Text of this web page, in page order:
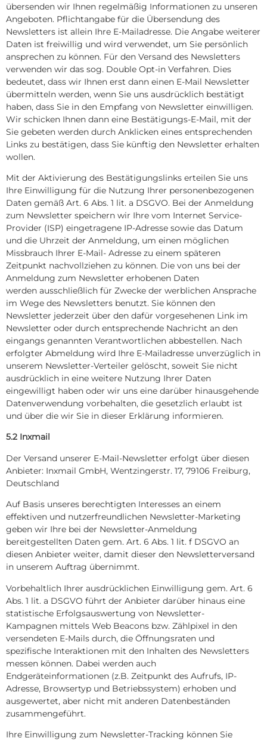
übersenden wir Ihnen regelmäßig Informationen zu unseren
Angeboten. Pflichtangabe für die Übersendung des
Newsletters ist allein Ihre E-Mailadresse. Die Angabe weiterer
Daten ist freiwillig und wird verwendet, um Sie persönlich
ansprechen zu können. Für den Versand des Newsletters
verwenden wir das sog. Double Opt-in Verfahren. Dies
bedeutet, dass wir Ihnen erst dann einen E-Mail Newsletter
übermitteln werden, wenn Sie uns ausdrücklich bestätigt
haben, dass Sie in den Empfang von Newsletter einwilligen.
Wir schicken Ihnen dann eine Bestätigungs-E-Mail, mit der
Sie gebeten werden durch Anklicken eines entsprechenden
Links zu bestätigen, dass Sie künftig den Newsletter erhalten
wollen.
Mit der Aktivierung des Bestätigungslinks erteilen Sie uns
Ihre Einwilligung für die Nutzung Ihrer personenbezogenen
Daten gemäß Art. 6 Abs. 1 lit. a DSGVO. Bei der Anmeldung
zum Newsletter speichern wir Ihre vom Internet Service-
Provider (ISP) eingetragene IP-Adresse sowie das Datum
und die Uhrzeit der Anmeldung, um einen möglichen
Missbrauch Ihrer E-Mail- Adresse zu einem späteren
Zeitpunkt nachvollziehen zu können. Die von uns bei der
Anmeldung zum Newsletter erhobenen Daten
werden ausschließlich für Zwecke der werblichen Ansprache
im Wege des Newsletters benutzt. Sie können den
Newsletter jederzeit über den dafür vorgesehenen Link im
Newsletter oder durch entsprechende Nachricht an den
eingangs genannten Verantwortlichen abbestellen. Nach
erfolgter Abmeldung wird Ihre E-Mailadresse unverzüglich in
unserem Newsletter-Verteiler gelöscht, soweit Sie nicht
ausdrücklich in eine weitere Nutzung Ihrer Daten
eingewilligt haben oder wir uns eine darüber hinausgehende
Datenverwendung vorbehalten, die gesetzlich erlaubt ist
und über die wir Sie in dieser Erklärung informieren.
5.2 Inxmail
Der Versand unserer E-Mail-Newsletter erfolgt über diesen
Anbieter: Inxmail GmbH, Wentzingerstr. 17, 79106 Freiburg,
Deutschland
Auf Basis unseres berechtigten Interesses an einem
effektiven und nutzerfreundlichen Newsletter-Marketing
geben wir Ihre bei der Newsletter-Anmeldung
bereitgestellten Daten gem. Art. 6 Abs. 1 lit. f DSGVO an
diesen Anbieter weiter, damit dieser den Newsletterversand
in unserem Auftrag übernimmt.
Vorbehaltlich Ihrer ausdrücklichen Einwilligung gem. Art. 6
Abs. 1 lit. a DSGVO führt der Anbieter darüber hinaus eine
statistische Erfolgsauswertung von Newsletter-
Kampagnen mittels Web Beacons bzw. Zählpixel in den
versendeten E-Mails durch, die Öffnungsraten und
spezifische Interaktionen mit den Inhalten des Newsletters
messen können. Dabei werden auch
Endgeräteinformationen (z.B. Zeitpunkt des Aufrufs, IP-
Adresse, Browsertyp und Betriebssystem) erhoben und
ausgewertet, aber nicht mit anderen Datenbeständen
zusammengeführt.
Ihre Einwilligung zum Newsletter-Tracking können Sie